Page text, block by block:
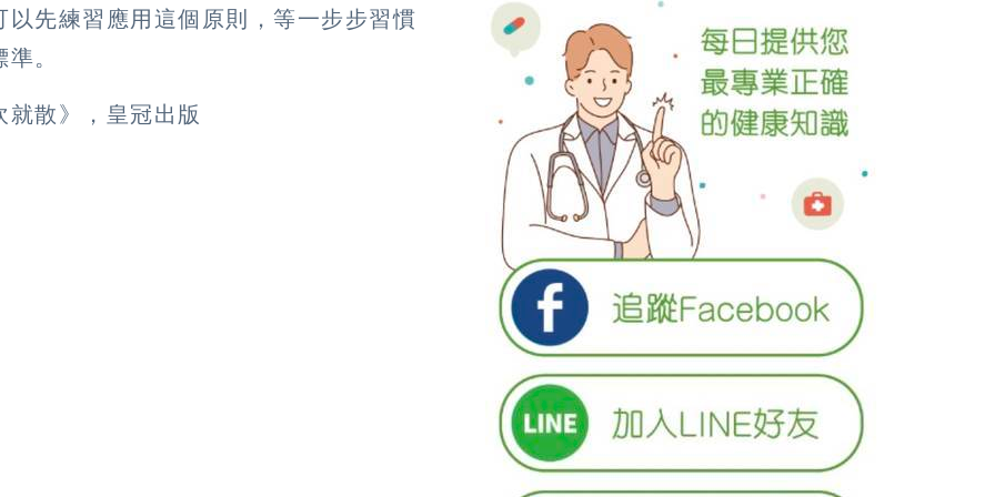
先練習應用這個原則，等一步步習慣
。
散》，皇冠出版